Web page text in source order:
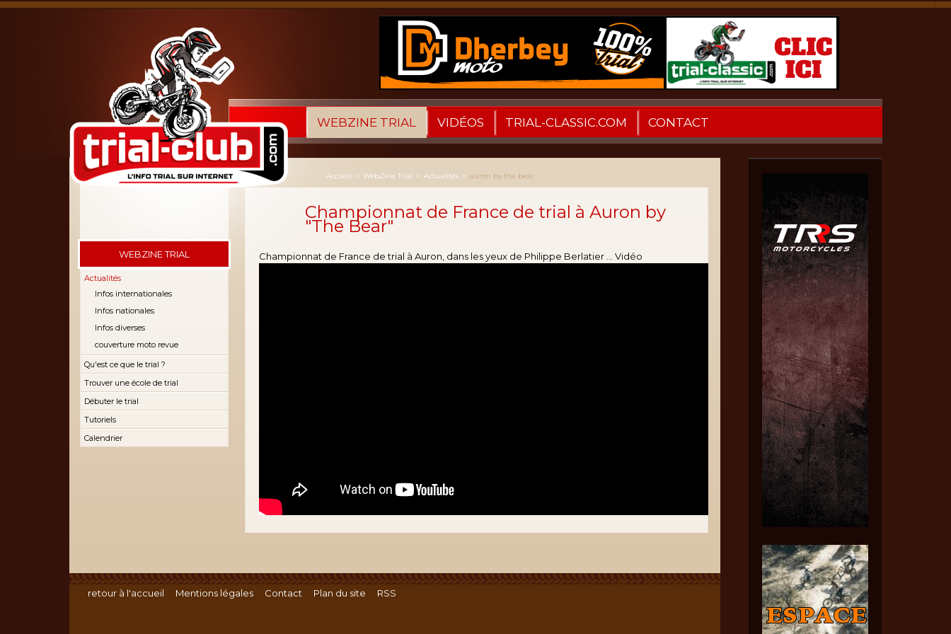
WEBZINE TRIAL VIDÉOS TRIAL-CLASSIC.COM CONTACT
WEBZINE TRIAL
Actualités
Infos internationales
Infos nationales
Infos diverses
couverture moto revue
Qu'est ce que le trial ?
Trouver une école de trial
Débuter le trial
Tutoriels
Calendrier
Accueil > WebZine Trial > Actualités > auron by the bear
Championnat de France de trial à Auron by
"The Bear"
Championnat de France de trial à Auron, dans les yeux de Philippe Berlatier ... Vidéo
retour à l'accueil Mentions légales Contact Plan du site RSS